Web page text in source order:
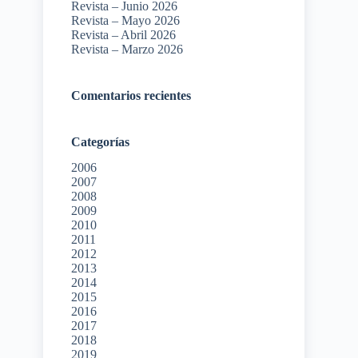
Revista – Junio 2026
Revista – Mayo 2026
Revista – Abril 2026
Revista – Marzo 2026
Comentarios recientes
Categorías
2006
2007
2008
2009
2010
2011
2012
2013
2014
2015
2016
2017
2018
2019